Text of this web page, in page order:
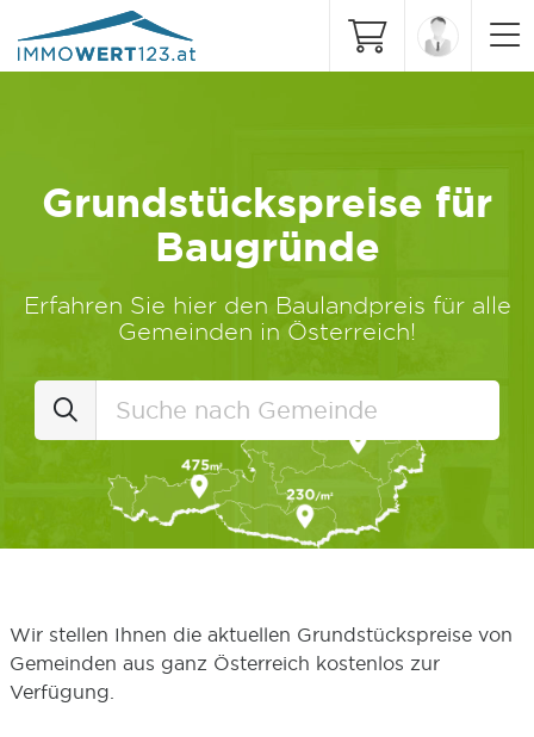
Grundstückspreise für
Baugründe
Erfahren Sie hier den Baulandpreis für alle
Gemeinden in Österreich!
Wir stellen Ihnen die aktuellen Grundstückspreise von
Gemeinden aus ganz Österreich kostenlos zur
Verfügung.